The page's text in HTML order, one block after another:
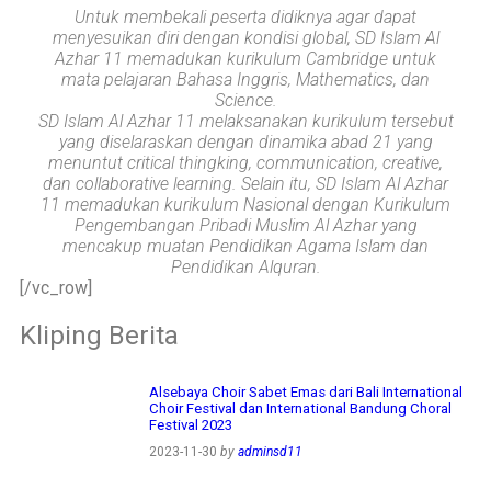
Bismillah, semoga
menjadi ladang
kebaikan🌱
aya #DiklatTakmir
#PemimpinMuda
#Berakhlak Mulia
#surabaya #sekolah
#sekolahdasar
#sekolahsurabaya
Untuk membekali peserta didiknya agar dapat
menyesuikan diri dengan kondisi global, SD Islam Al
Azhar 11 memadukan kurikulum Cambridge untuk
mata pelajaran Bahasa Inggris, Mathematics, dan
Science.
SD Islam Al Azhar 11 melaksanakan kurikulum tersebut
yang diselaraskan dengan dinamika abad 21 yang
menuntut critical thingking, communication, creative,
dan collaborative learning. Selain itu, SD Islam Al Azhar
11 memadukan kurikulum Nasional dengan Kurikulum
Pengembangan Pribadi Muslim Al Azhar yang
mencakup muatan Pendidikan Agama Islam dan
Pendidikan Alquran.
[/vc_row]
Kliping Berita
Alsebaya Choir Sabet Emas dari Bali International
Choir Festival dan International Bandung Choral
Festival 2023
2023-11-30 by adminsd11